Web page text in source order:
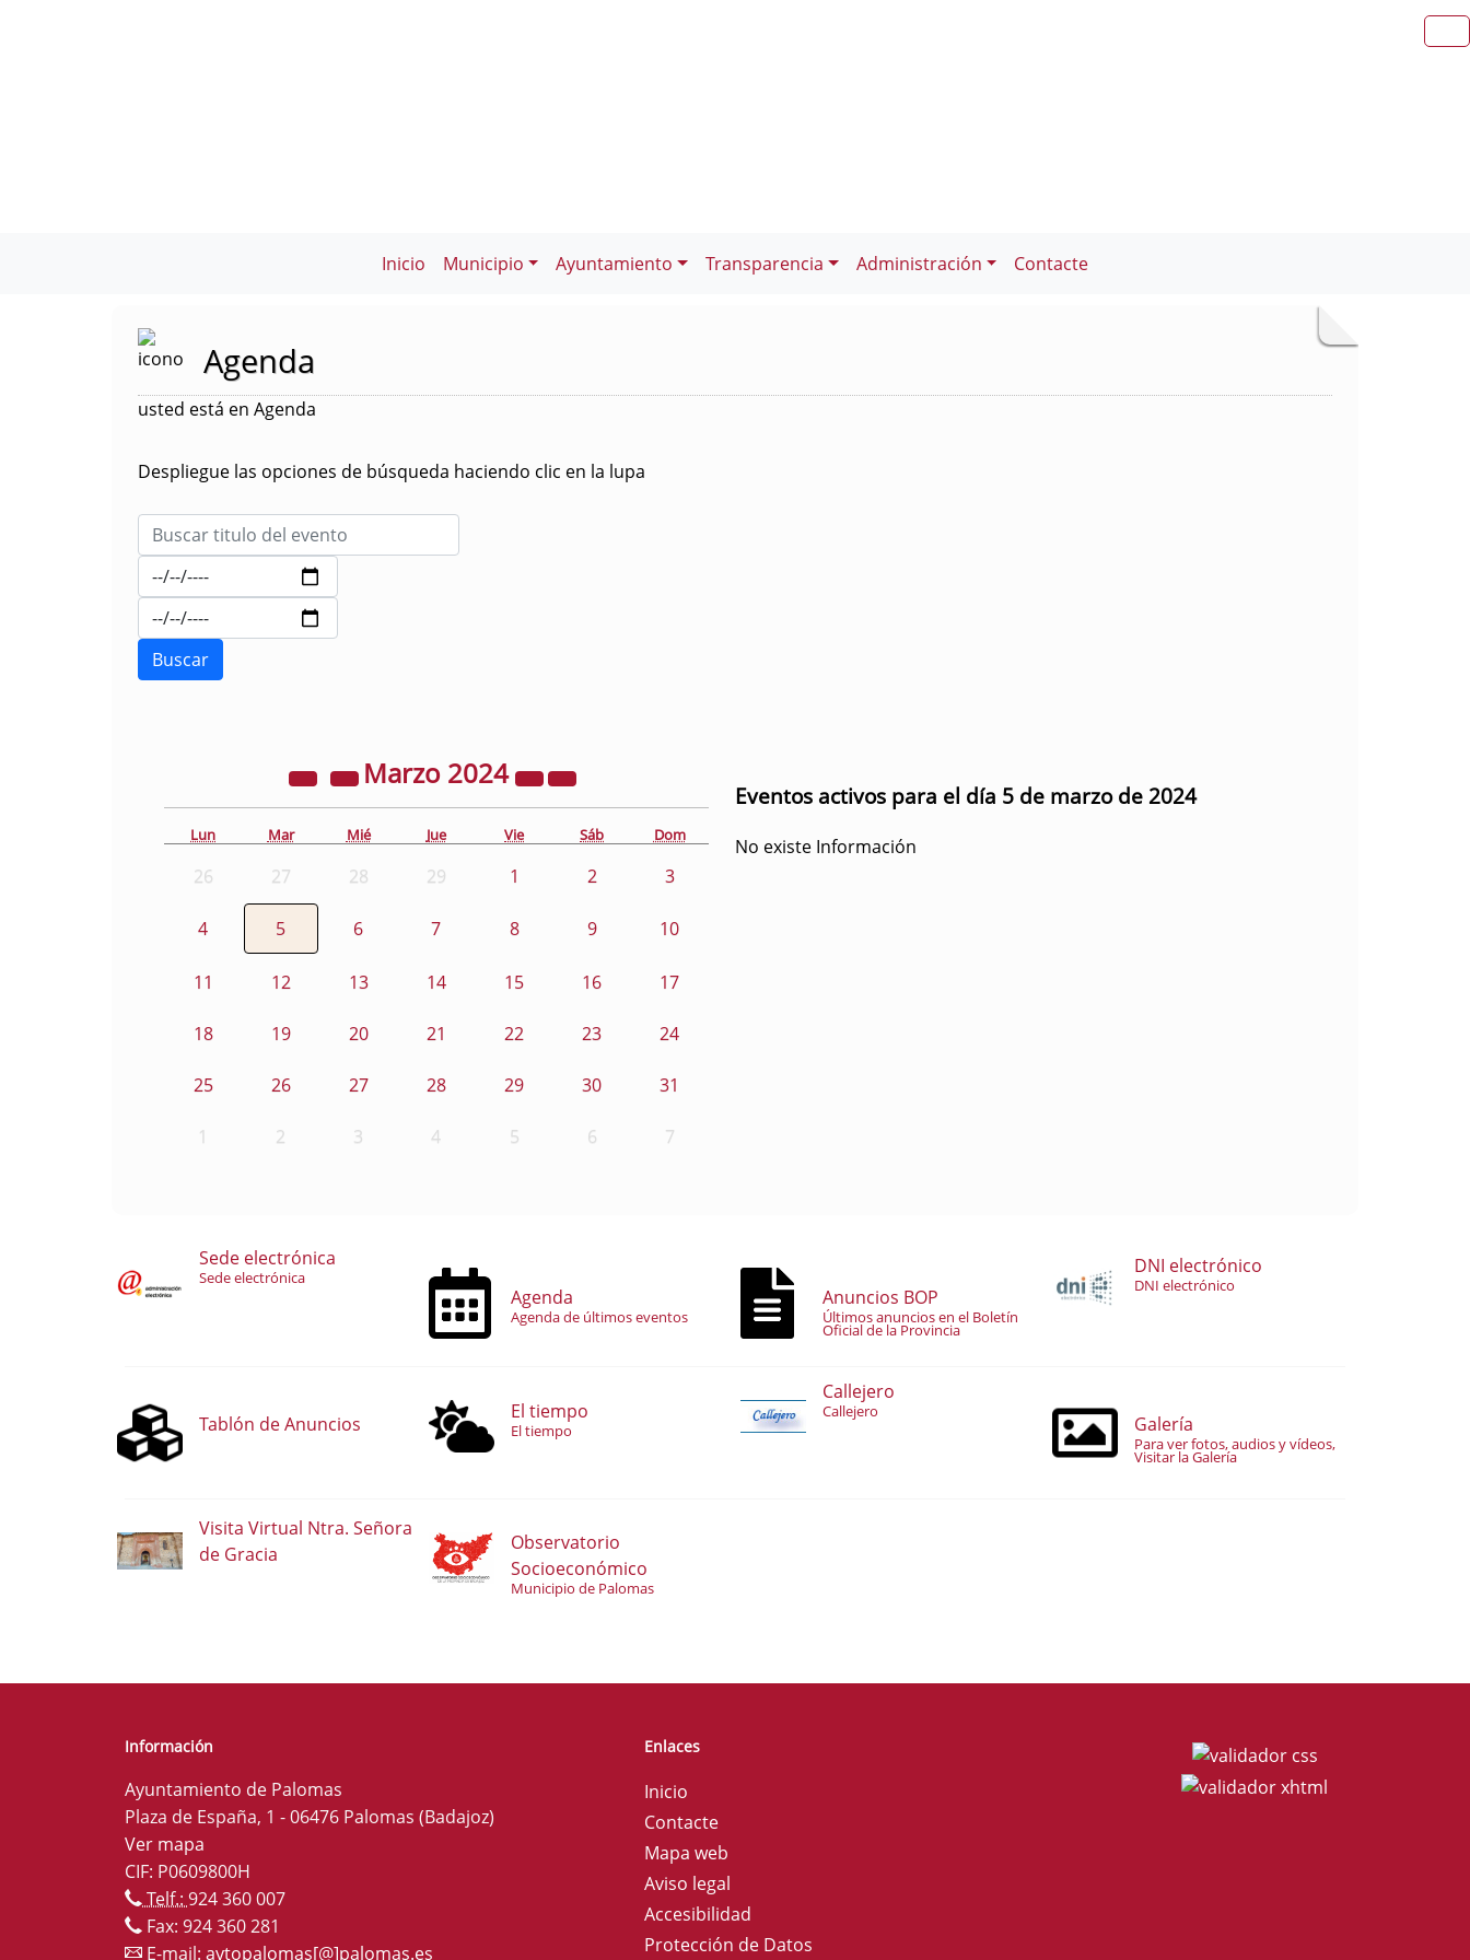
Inicio Municipio Ayuntamiento Transparencia Administración Contacte
Agenda
usted está en Agenda
Despliegue las opciones de búsqueda haciendo clic en la lupa
Marzo 2024
Lun Mar Mié Jue Vie Sáb Dom
26 27 28 29 1 2 3
4 5 6 7 8 9 10
11 12 13 14 15 16 17
18 19 20 21 22 23 24
25 26 27 28 29 30 31
1 2 3 4 5 6 7
Eventos activos para el día 5 de marzo de 2024
No existe Información
Sede electrónica
Sede electrónica
Agenda
Agenda de últimos eventos
Anuncios BOP
Últimos anuncios en el Boletín
Oficial de la Provincia
DNI electrónico
DNI electrónico
Tablón de Anuncios
El tiempo
El tiempo
Callejero
Callejero
Galería
Para ver fotos, audios y vídeos,
Visitar la Galería
Visita Virtual Ntra. Señora
de Gracia
Observatorio
Socioeconómico
Municipio de Palomas
Información
Ayuntamiento de Palomas
Plaza de España, 1 - 06476 Palomas (Badajoz)
Ver mapa
CIF: P0609800H
Telf.: 924 360 007
Fax: 924 360 281
E-mail: aytopalomas[@]palomas.es
Enlaces
Inicio
Contacte
Mapa web
Aviso legal
Accesibilidad
Protección de Datos